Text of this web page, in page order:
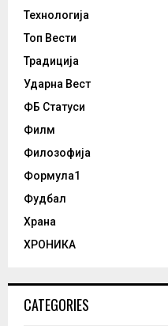
Технологија
Топ Вести
Традиција
Ударна Вест
ФБ Статуси
Филм
Филозофија
Формула1
Фудбал
Храна
ХРОНИКА
CATEGORIES